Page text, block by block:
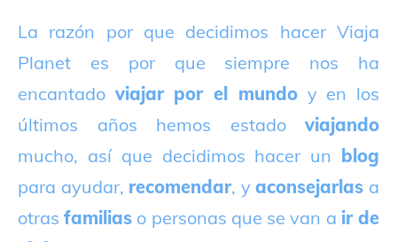
La razón por que decidimos hacer Viaja
Planet es por que siempre nos ha
encantado viajar por el mundoy en los
últimos años hemos estado viajando
mucho, así que decidimos hacer un blog
para ayudar, recomendar, yaconsejarlas a
otrasfamilias o personas que se van a ir de